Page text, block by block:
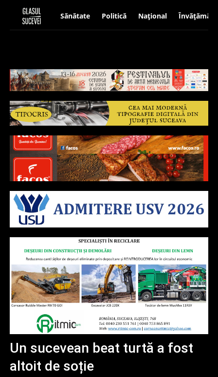
Sănătate Politică Național Învățământ
Un sucevean beat turtă a fost
altoit de soție